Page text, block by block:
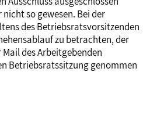
nicht so gewesen. Bei der
des Betriebsratsvorsitzenden
zu betrachten, der
des Arbeitgebenden
Betriebsratssitzung genommen